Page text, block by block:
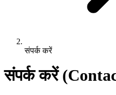
संपर्क करें
संपर्क करें